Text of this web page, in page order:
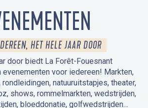
HET HELE JAAR DOOR
door biedt La Forêt-Fouesnant
voor iedereen! Markten,
natuuruitstapjes, theater,
shows, rommelmarkten, wedstrijden,
bloeddonatie, golfwedstrijden…